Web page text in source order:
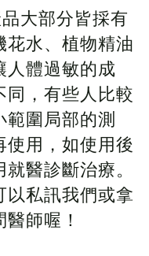
大部分皆採有
花水、植物精油
人體過敏的成
同，有些人比較
圍局部的測
使用，如使用後
醫診斷治療。
以私訊我們或拿
師喔！